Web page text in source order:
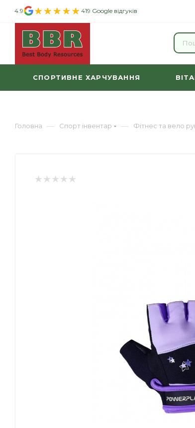
4.9 419 Google відгуків
СПОРТИВНЕ ХАРЧУВАННЯ
Головна — Спорт інвентар — Фітнес та вело